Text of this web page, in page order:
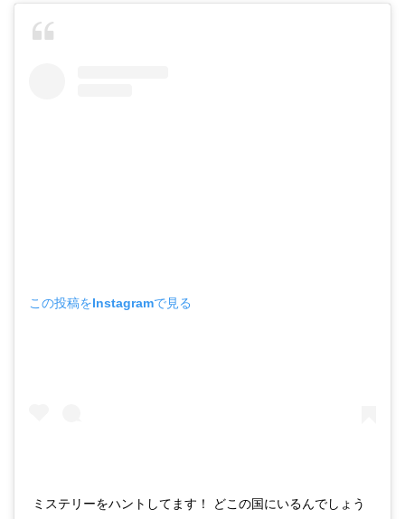
この投稿をInstagramで見る
ミステリーをハントしてます！ どこの国にいるんでしょう